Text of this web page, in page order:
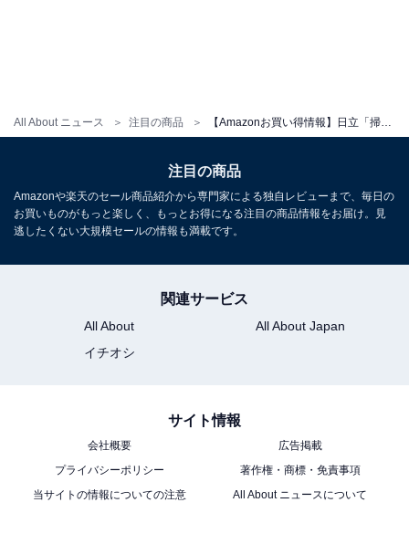
All About ニュース 注目の商品
Amazonで見る
日立「PV-BL2H」
注目の商品
Amazonや楽天のセール商品紹介から専門家による独自レビューまで、毎日の
お買いものがもっと楽しく、もっとお得になる注目の商品情報をお届け。見
逃したくない大規模セールの情報も満載です。
関連サービス
All About
All About Japan
イチオシ
サイト情報
会社概要
広告掲載
プライバシーポリシー
著作権・商標・免責事項
当サイトの情報についての注意
All About ニュースについて